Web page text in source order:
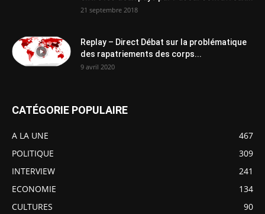
21 septembre 2018
Replay – Direct Débat sur la problématique
des rapatriements des corps...
9 avril 2020
CATÉGORIE POPULAIRE
A LA UNE
467
POLITIQUE
309
INTERVIEW
241
ECONOMIE
134
CULTURES
90